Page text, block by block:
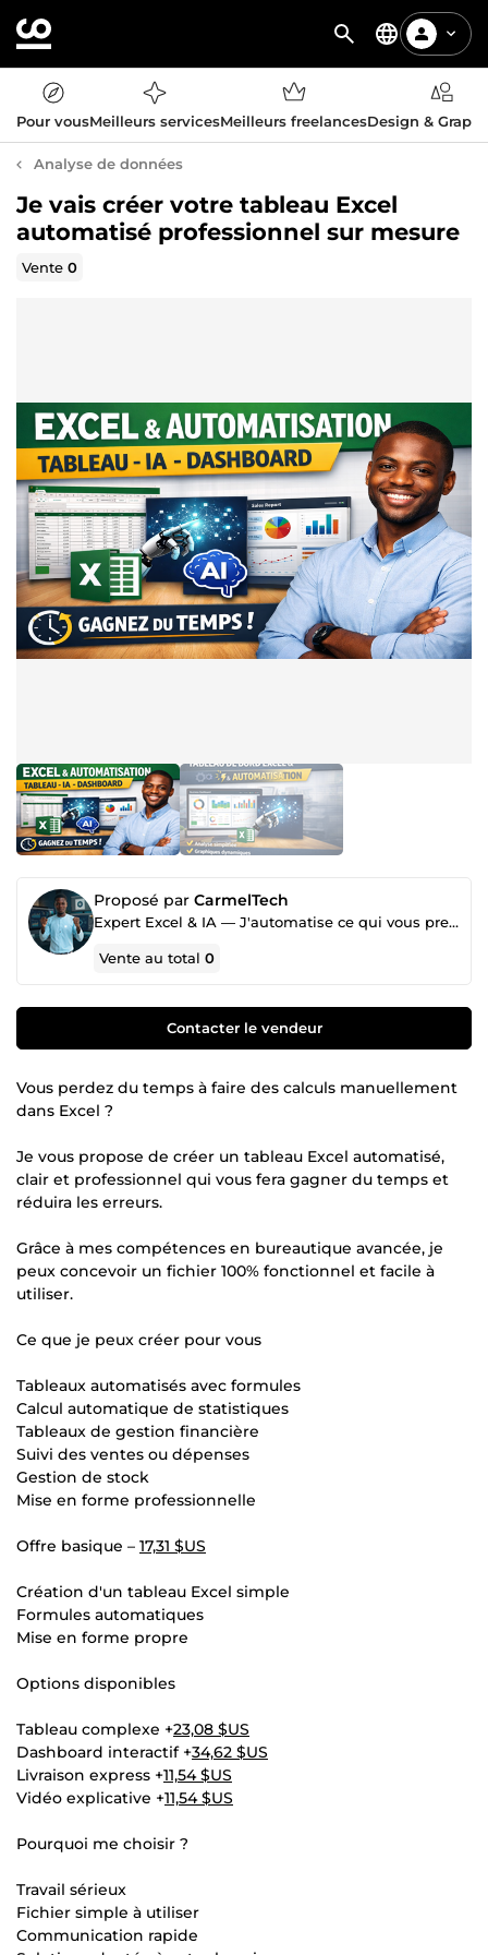
Pour vousMeilleurs servicesMeilleurs freelancesDesign &
Analyse de données
Je vais créer votre tableau Excel
automatisé professionnel sur mesure
Vente0
Proposé par CarmelTech
Expert Excel & IA — J'automatise ce qui vous prend des heures
Vente au total0
Contacter le vendeur
Vous perdez du temps à faire des calculs manuellement
dans Excel ?
Je vous propose de créer un tableau Excel automatisé,
clair et professionnel qui vous fera gagner du temps et
réduira les erreurs.
Grâce à mes compétences en bureautique avancée, je
peux concevoir un fichier 100% fonctionnel et facile à
utiliser.
Ce que je peux créer pour vous
Tableaux automatisés avec formules
Calcul automatique de statistiques
Tableaux de gestion financière
Suivi des ventes ou dépenses
Gestion de stock
Mise en forme professionnelle
Offre basique – 17,31 $US
Création d'un tableau Excel simple
Formules automatiques
Mise en forme propre
Options disponibles
Tableau complexe +23,08 $US
Dashboard interactif +34,62 $US
Livraison express +11,54 $US
Vidéo explicative +11,54 $US
Pourquoi me choisir ?
Travail sérieux
Fichier simple à utiliser
Communication rapide